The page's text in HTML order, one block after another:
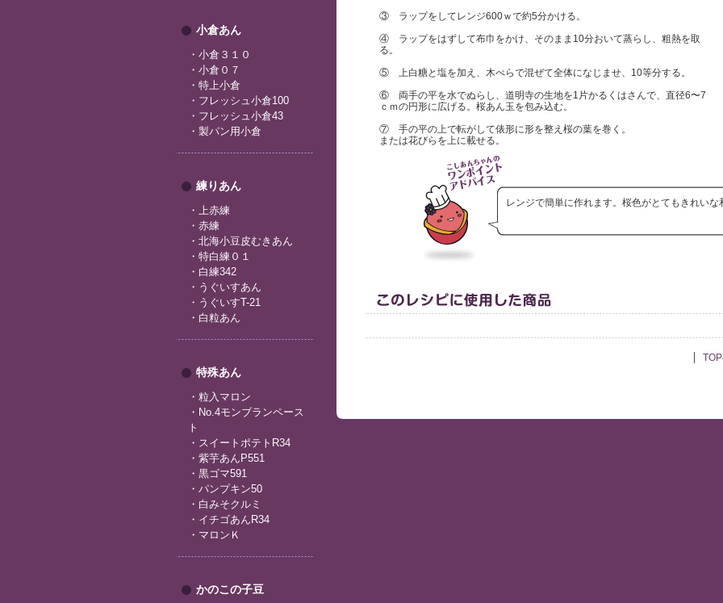
小倉あん
・ 小倉３１０
・ 小倉０７
・ 特上小倉
・ フレッシュ小倉100
・ フレッシュ小倉43
・ 製パン用小倉
練りあん
・ 上赤練
・ 赤練
・ 北海小豆皮むきあん
・ 特白練０１
・ 白練342
・ うぐいすあん
・ うぐいすT-21
・ 白粒あん
特殊あん
・ 粒入マロン
・ No.4モンブランペース
ト
・ スイートポテトR34
・ 紫芋あんP551
・ 黒ゴマ591
・ パンプキン50
・ 白みそクルミ
・ イチゴあんR34
・ マロンＫ
かのこの子豆
③ ラップをしてレンジ600ｗで約5分かける。
④ ラップをはずして布巾をかけ、そのまま10分おいて蒸らし、粗熱を取
る。
⑤ 上白糖と塩を加え、木べらで混ぜて全体になじませ、10等分する。
⑥ 両手の平を水でぬらし、道明寺の生地を1片かるくはさんで、直径6〜7
ｃｍの円形に広げる。桜あん玉を包み込む。
⑦ 手の平の上で転がして俵形に形を整え桜の葉を巻く。
または花びらを上に載せる。
レンジで簡単に作れます。桜色がとてもきれいな